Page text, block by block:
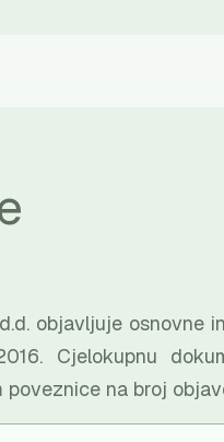
objavljuje osnovne
Cjelokupnu
na broj